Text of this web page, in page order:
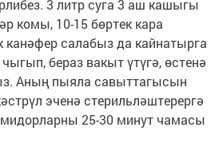
3 литр суга 3 аш кашыгы
комы, 10-15 бөртек кара
канәфер салабыз да кайнатырга
бераз вакыт үтүгә, өстенә
Аның пыяла савыттагысын
эченә стерильләштерергә
25-30 минут чамасы